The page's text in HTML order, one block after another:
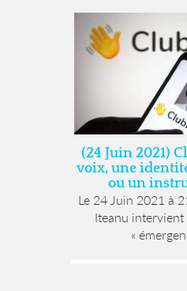
(24 Juin 2021)
voix, une
ou un
Le 24 Juin 2021 à
Iteanu intervient
«